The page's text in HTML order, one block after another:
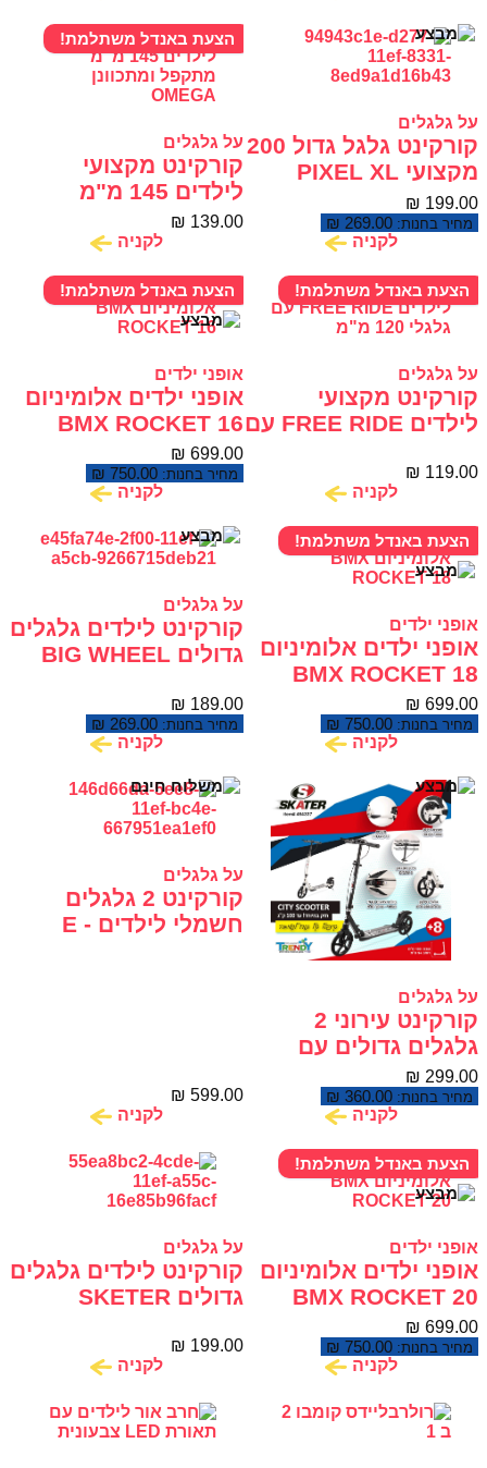
על גלגלים
קורקינט גלגל גדול 200
מקצועי PIXEL XL
מחיר בחנות: ₪ 269.00
₪ 199.00
לקניה
הצעת באנדל משתלמת!
על גלגלים
קורקינט מקצועי
לילדים 145 מ"מ
מתקפל ומתכוונן
OMEGA
₪ 139.00
לקניה
הצעת באנדל משתלמת!
על גלגלים
קורקינט מקצועי
לילדים FREE RIDE עם
₪ 119.00
לקניה
הצעת באנדל משתלמת!
אופני ילדים
אופני ילדים אלומיניום
BMX ROCKET 16
מחיר בחנות: ₪ 750.00
₪ 699.00
לקניה
הצעת באנדל משתלמת!
אופני ילדים
אופני ילדים אלומיניום
BMX ROCKET 18
מחיר בחנות: ₪ 750.00
₪ 699.00
לקניה
על גלגלים
קורקינט לילדים גלגלים
גדולים BIG WHEEL
מחיר בחנות: ₪ 269.00
₪ 189.00
לקניה
על גלגלים
קורקינט עירוני 2
גלגלים גדולים עם
SCOTER
מחיר בחנות: ₪ 360.00
₪ 299.00
לקניה
על גלגלים
קורקינט 2 גלגלים
חשמלי לילדים E -
₪ 599.00
לקניה
הצעת באנדל משתלמת!
אופני ילדים
אופני ילדים אלומיניום
BMX ROCKET 20
מחיר בחנות: ₪ 750.00
₪ 699.00
לקניה
על גלגלים
קורקינט לילדים גלגלים
גדולים SKETER
₪ 199.00
לקניה